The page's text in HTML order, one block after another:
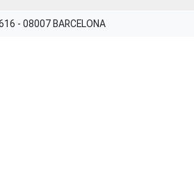
- 08007 BARCELONA